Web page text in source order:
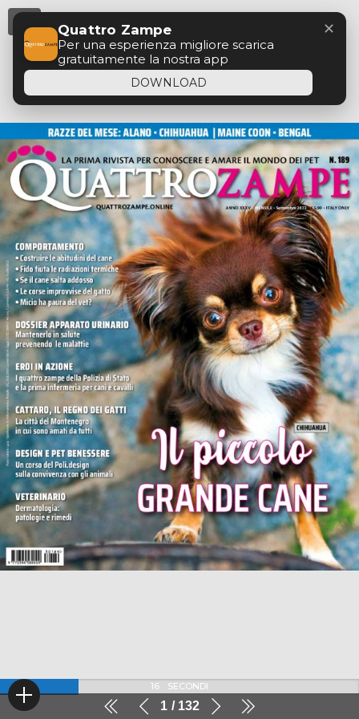
1 132
16 SECONDI
Quattro Zampe
Per una esperienza migliore scarica
gratuitamente la nostra app
DOWNLOAD
✕
Menu